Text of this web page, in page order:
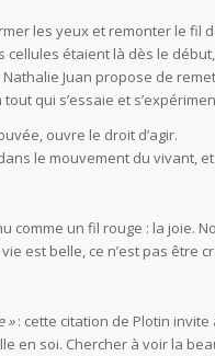
les yeux et remonter le fil
cellules étaient là dès le
Juan propose de
qui s’essaie et
ouvre le droit d’agir.
le mouvement du vivant,
comme un fil rouge : la joie.
est belle, ce n’est pas être
»: cette citation de Plotin invite
en soi. Chercher à voir la